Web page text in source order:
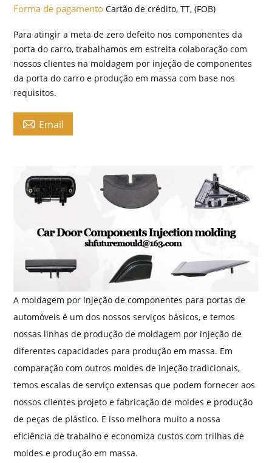
Forma de pagamentoCartão de crédito, TT, (FOB)
Para atingir a meta de zero defeito nos componentes da
porta do carro, trabalhamos em estreita colaboração com
nossos clientes na moldagem por injeção de componentes
da porta do carro e produção em massa com base nos
requisitos.
 Email
A moldagem por injeção de componentes para portas de
automóveis é um dos nossos serviços básicos, e temos
nossas linhas de produção de moldagem por injeção de
diferentes capacidades para produção em massa. Em
comparação com outros moldes de injeção tradicionais,
temos escalas de serviço extensas que podem fornecer aos
nossos clientes projeto e fabricação de moldes e produção
de peças de plástico. E isso melhora muito a nossa
eficiência de trabalho e economiza custos com trilhas de
moldes e produção em massa.